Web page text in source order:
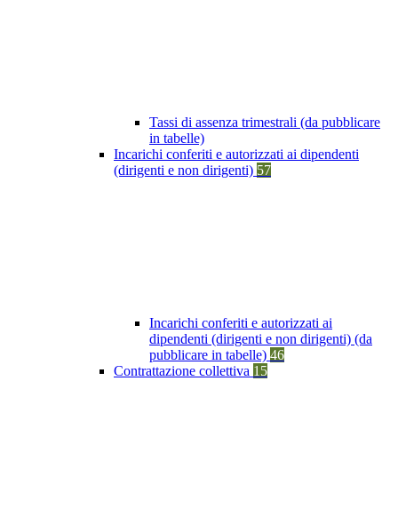
Tassi di assenza trimestrali (da pubblicare
in tabelle)
Incarichi conferiti e autorizzati ai dipendenti
(dirigenti e non dirigenti) 57
Incarichi conferiti e autorizzati ai
dipendenti (dirigenti e non dirigenti) (da
pubblicare in tabelle) 46
Contrattazione collettiva 15